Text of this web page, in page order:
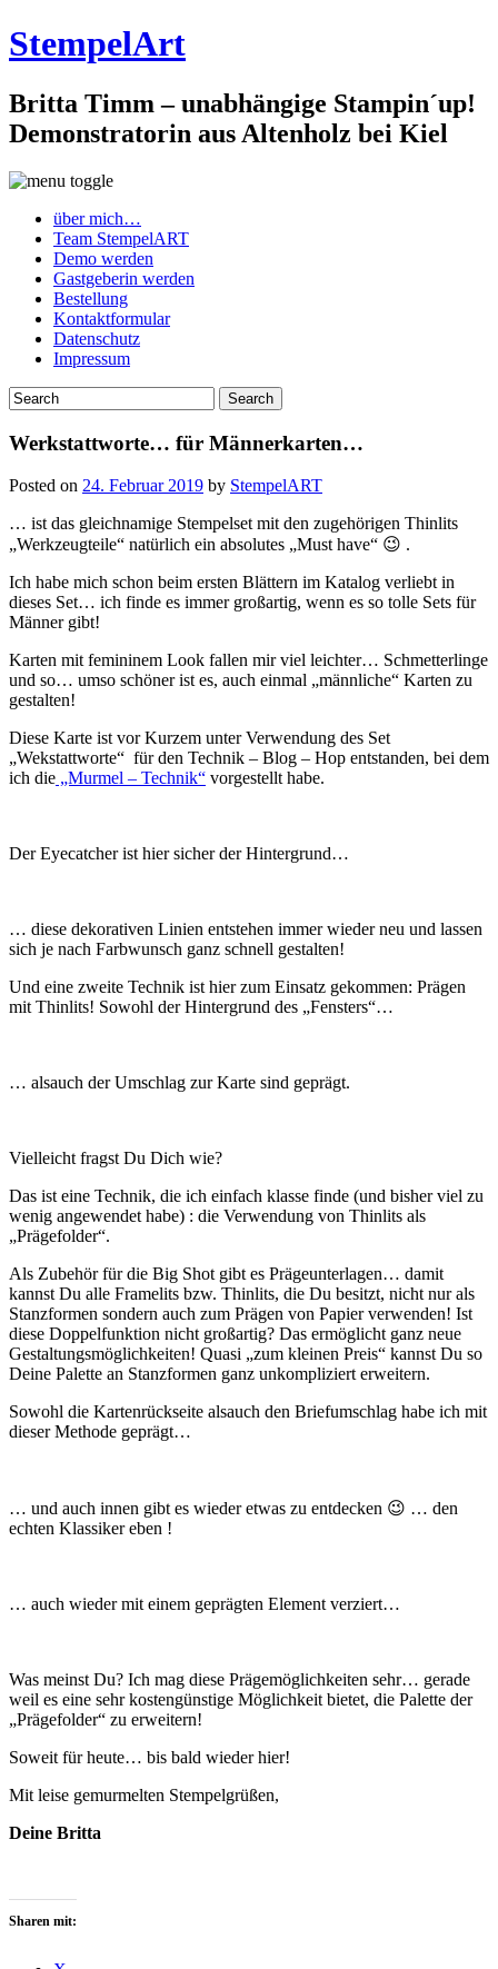
StempelArt
Britta Timm – unabhängige Stampin´up!
Demonstratorin aus Altenholz bei Kiel
über mich…
Team StempelART
Demo werden
Gastgeberin werden
Bestellung
Kontaktformular
Datenschutz
Impressum
Werkstattworte… für Männerkarten…
Posted on 24. Februar 2019 by StempelART
… ist das gleichnamige Stempelset mit den zugehörigen Thinlits
„Werkzeugteile“ natürlich ein absolutes „Must have“ 😉 .
Ich habe mich schon beim ersten Blättern im Katalog verliebt in
dieses Set… ich finde es immer großartig, wenn es so tolle Sets für
Männer gibt!
Karten mit femininem Look fallen mir viel leichter… Schmetterlinge
und so… umso schöner ist es, auch einmal „männliche“ Karten zu
gestalten!
Diese Karte ist vor Kurzem unter Verwendung des Set
„Wekstattworte“ für den Technik – Blog – Hop entstanden, bei dem
ich die „Murmel – Technik“ vorgestellt habe.
Der Eyecatcher ist hier sicher der Hintergrund…
… diese dekorativen Linien entstehen immer wieder neu und lassen
sich je nach Farbwunsch ganz schnell gestalten!
Und eine zweite Technik ist hier zum Einsatz gekommen: Prägen
mit Thinlits! Sowohl der Hintergrund des „Fensters“…
… alsauch der Umschlag zur Karte sind geprägt.
Vielleicht fragst Du Dich wie?
Das ist eine Technik, die ich einfach klasse finde (und bisher viel zu
wenig angewendet habe) : die Verwendung von Thinlits als
„Prägefolder“.
Als Zubehör für die Big Shot gibt es Prägeunterlagen… damit
kannst Du alle Framelits bzw. Thinlits, die Du besitzt, nicht nur als
Stanzformen sondern auch zum Prägen von Papier verwenden! Ist
diese Doppelfunktion nicht großartig? Das ermöglicht ganz neue
Gestaltungsmöglichkeiten! Quasi „zum kleinen Preis“ kannst Du so
Deine Palette an Stanzformen ganz unkompliziert erweitern.
Sowohl die Kartenrückseite alsauch den Briefumschlag habe ich mit
dieser Methode geprägt…
… und auch innen gibt es wieder etwas zu entdecken 😉 … den
echten Klassiker eben !
… auch wieder mit einem geprägten Element verziert…
Was meinst Du? Ich mag diese Prägemöglichkeiten sehr… gerade
weil es eine sehr kostengünstige Möglichkeit bietet, die Palette der
„Prägefolder“ zu erweitern!
Soweit für heute… bis bald wieder hier!
Mit leise gemurmelten Stempelgrüßen,
Deine Britta
Sharen mit: